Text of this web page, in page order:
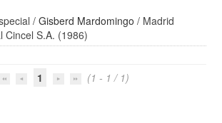
/Gisberd Mardomingo / Madrid
Cincel S.A. (1986)
1 (1 - 1 / 1)